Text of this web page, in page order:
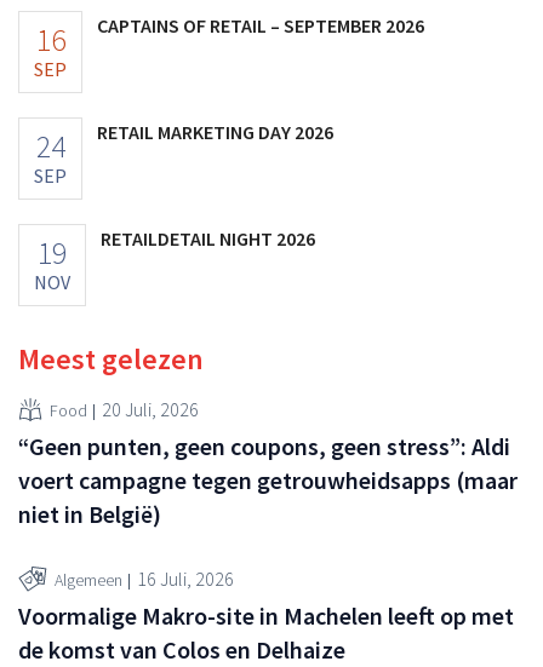
16
SEP
CAPTAINS OF RETAIL – SEPTEMBER 2026
24
SEP
RETAIL MARKETING DAY 2026
19
NOV
RETAILDETAIL NIGHT 2026
Meest gelezen
Food 20 Juli, 2026
“Geen punten, geen coupons, geen stress”: Aldi
voert campagne tegen getrouwheidsapps (maar
niet in België)
Algemeen 16 Juli, 2026
Voormalige Makro-site in Machelen leeft op met
de komst van Colos en Delhaize